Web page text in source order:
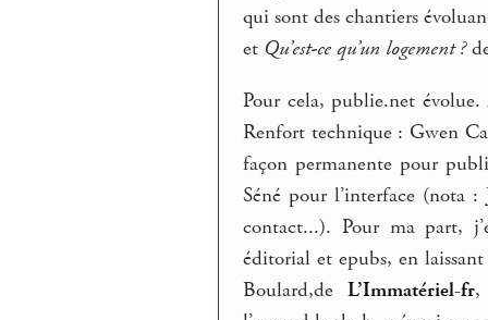
qui sont des chantiers
et Qu’est-ce qu’un logement ?
Pour cela, publie.net
Renfort technique : Gwen
façon permanente pour
Séné pour l’interface (nota :
contact...). Pour ma part,
éditorial et epubs, en
Boulard,deL’Immatériel-fr,